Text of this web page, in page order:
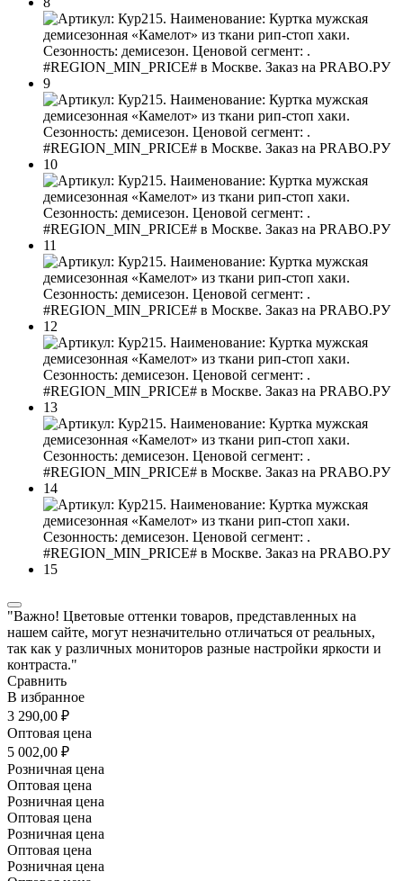
"Важно! Цветовые оттенки товаров, представленных на
нашем сайте, могут незначительно отличаться от реальных,
так как у различных мониторов разные настройки яркости и
контраста."
Сравнить
В избранное
3 290,00 ₽
Оптовая цена
5 002,00 ₽
Розничная цена
Оптовая цена
Розничная цена
Оптовая цена
Розничная цена
Оптовая цена
Розничная цена